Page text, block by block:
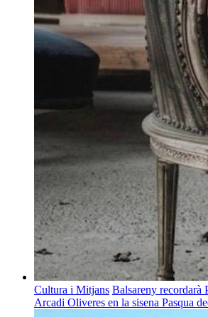
Cultura i Mitjans Balsareny recordarà
Arcadi Oliveres en la sisena Pasqua